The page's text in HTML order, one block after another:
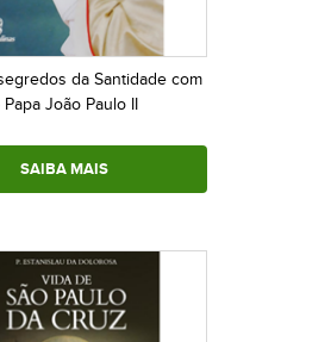
da Santidade com
Papa João Paulo II
SAIBA MAIS